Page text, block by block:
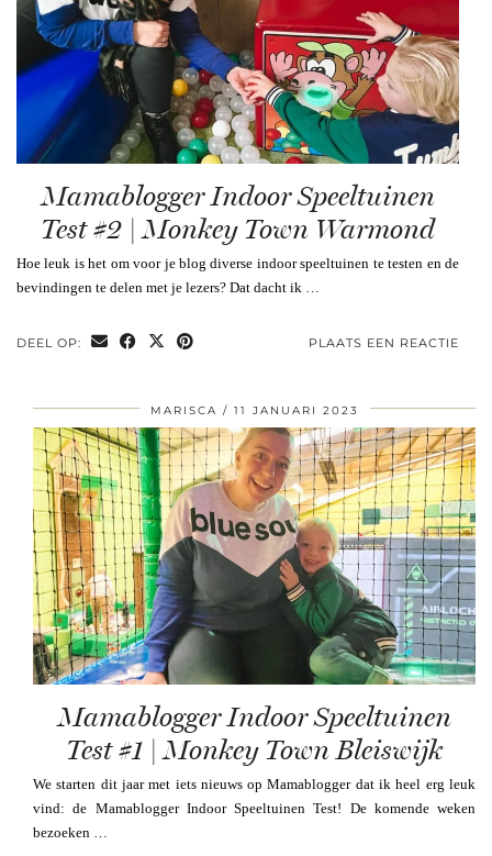
Mamablogger Indoor Speeltuinen
Test #2 | Monkey Town Warmond
Hoe leuk is het om voor je blog diverse indoor speeltuinen te testen en de
bevindingen te delen met je lezers? Dat dacht ik …
DEEL OP: PLAATS EEN REACTIE
MARISCA 11 JANUARI 2023
Mamablogger Indoor Speeltuinen
Test #1 | Monkey Town Bleiswijk
We starten dit jaar met iets nieuws op Mamablogger dat ik heel erg leuk
vind: de Mamablogger Indoor Speeltuinen Test! De komende weken
bezoeken …